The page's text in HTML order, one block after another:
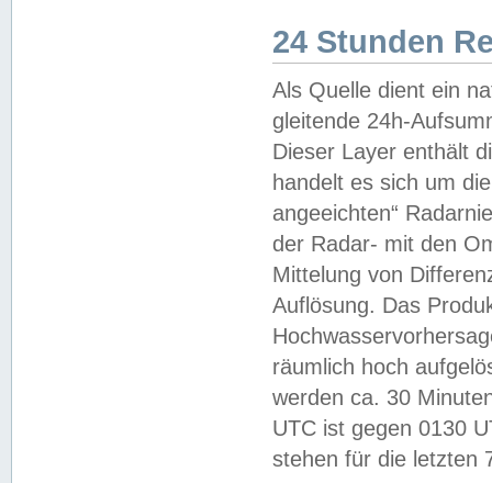
24 Stunden
Als Quelle dient ein
gleitende 24h-
Dieser Layer enthält
handelt es sich um
angeeichten“
der Radar- mit den
Mittelung von
Auflösung. Das
räumlich hoch
werden ca. 30
UTC ist gegen 0130
stehen für die letzten